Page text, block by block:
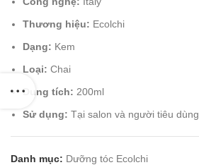
Thương hiệu: Ecolchi
Dạng: Kem
Loại: Chai
Dung tích: 200ml
Sử dụng: Tại salon và người tiêu dùng
Danh mục: Dưỡng tóc Ecolchi